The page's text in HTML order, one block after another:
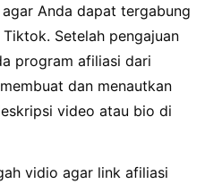
Anda dapat tergabung
Setelah pengajuan
program afiliasi dari
dan menautkan
video atau bio di
vidio agar link afiliasi